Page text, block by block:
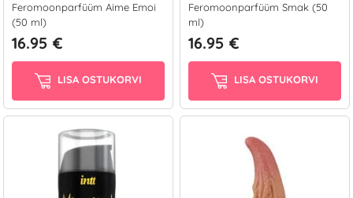
Feromoonparfüüm Aime Emoi
(50 ml)
16.95 €
LISA OSTUKORVI
Feromoonparfüüm Smak (50
ml)
16.95 €
LISA OSTUKORVI